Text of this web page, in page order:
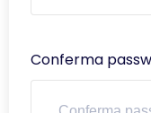
Conferma